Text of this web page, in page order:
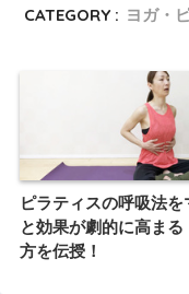
CATEGORY : ヨガ・
ピラティスの呼吸法を
と効果が劇的に高まる
方を伝授！